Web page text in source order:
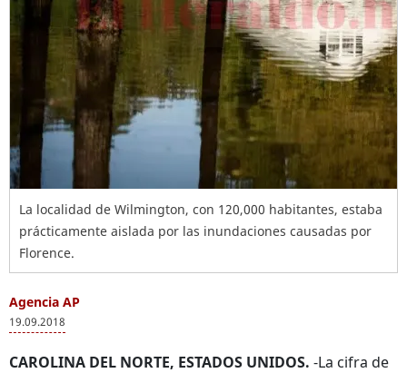
La localidad de Wilmington, con 120,000 habitantes, estaba
prácticamente aislada por las inundaciones causadas por
Florence.
Agencia AP
19.09.2018
CAROLINA DEL NORTE, ESTADOS UNIDOS. -La cifra de